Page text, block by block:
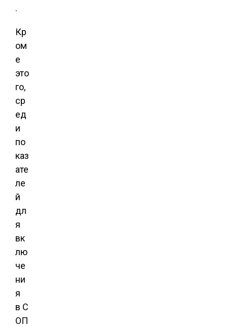
.
Кр
ом
е
это
го,
ср
ед
и
по
каз
ате
ле
й
дл
я
вк
лю
че
ни
я
в С
ОП